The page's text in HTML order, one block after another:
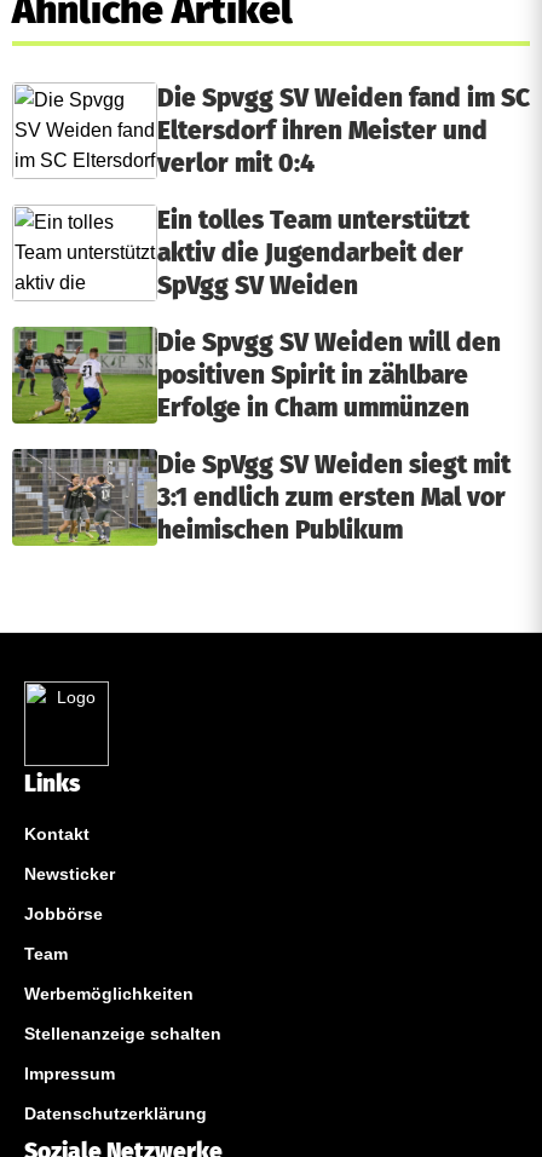
Ähnliche Artikel
Die Spvgg SV Weiden fand im SC
Eltersdorf ihren Meister und
verlor mit 0:4
Ein tolles Team unterstützt
aktiv die Jugendarbeit der
SpVgg SV Weiden
Die Spvgg SV Weiden will den
positiven Spirit in zählbare
Erfolge in Cham ummünzen
Die SpVgg SV Weiden siegt mit
3:1 endlich zum ersten Mal vor
heimischen Publikum
Links
Kontakt
Newsticker
Jobbörse
Team
Werbemöglichkeiten
Stellenanzeige schalten
Impressum
Datenschutzerklärung
Soziale Netzwerke